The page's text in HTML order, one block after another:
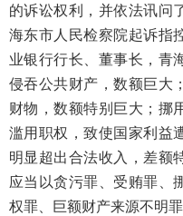
的诉讼权利，并依法讯问
海东市人民检察院起诉指
业银行行长、董事长，青
侵吞公共财产，数额巨大
财物，数额特别巨大；挪
滥用职权，致使国家利益
明显超出合法收入，差额
应当以贪污罪、受贿罪、
权罪、巨额财产来源不明